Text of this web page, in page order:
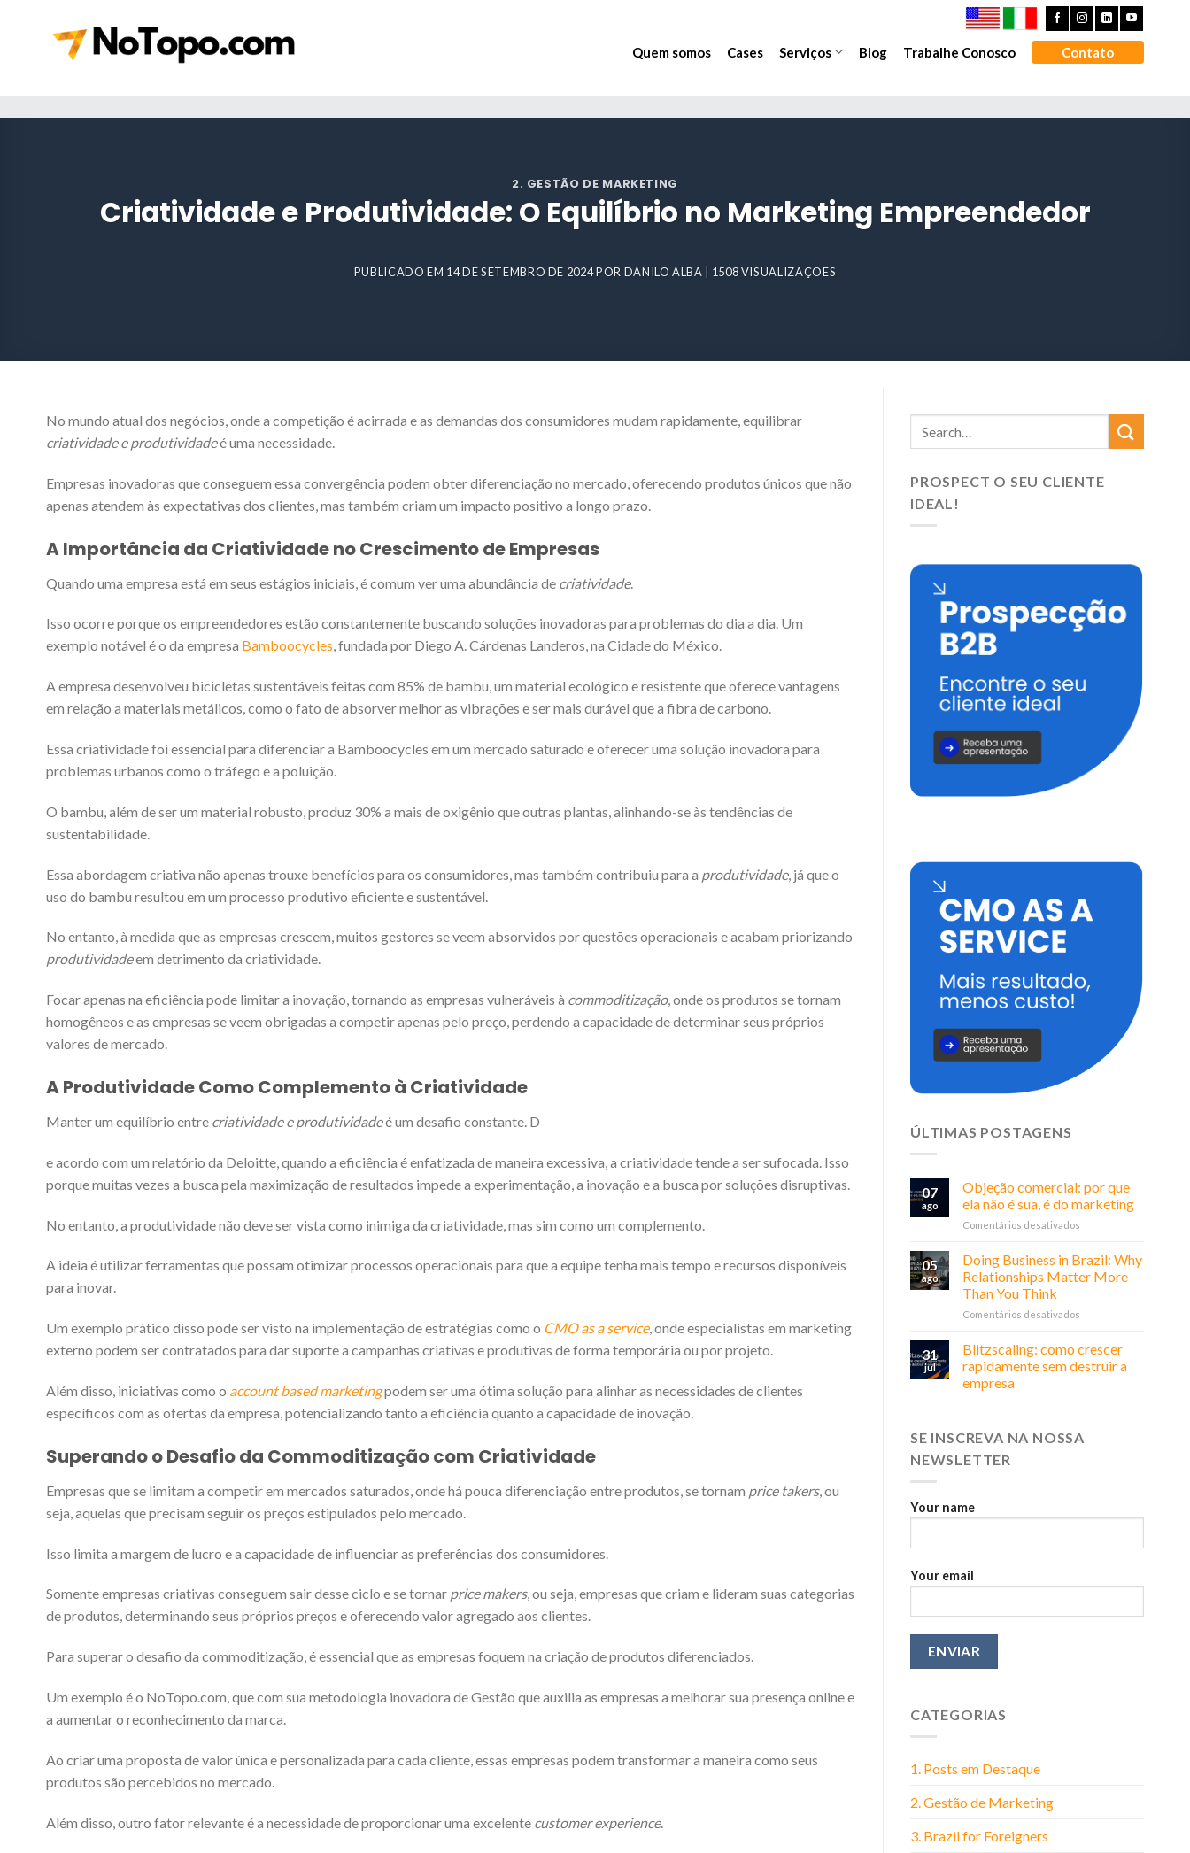
Quem somos Cases Serviços Blog Trabalhe Conosco Contato
2. GESTÃO DE MARKETING
Criatividade e Produtividade: O Equilíbrio no Marketing Empreendedor
PUBLICADO EM 14 DE SETEMBRO DE 2024POR DANILO ALBA | 1508 VISUALIZAÇÕES
No mundo atual dos negócios, onde a competição é acirrada e as demandas dos consumidores mudam rapidamente, equilibrar
criatividade e produtividadeé uma necessidade.
Empresas inovadoras que conseguem essa convergência podem obter diferenciação no mercado, oferecendo produtos únicos que não
apenas atendem às expectativas dos clientes, mas também criam um impacto positivo a longo prazo.
A Importância da Criatividade no Crescimento de Empresas
Quando uma empresa está em seus estágios iniciais, é comum ver uma abundância de criatividade.
Isso ocorre porque os empreendedores estão constantemente buscando soluções inovadoras para problemas do dia a dia. Um
exemplo notável é o da empresa Bamboocycles, fundada por Diego A. Cárdenas Landeros, na Cidade do México.
A empresa desenvolveu bicicletas sustentáveis feitas com 85% de bambu, um material ecológico e resistente que oferece vantagens
em relação a materiais metálicos, como o fato de absorver melhor as vibrações e ser mais durável que a fibra de carbono.
Essa criatividade foi essencial para diferenciar a Bamboocycles em um mercado saturado e oferecer uma solução inovadora para
problemas urbanos como o tráfego e a poluição.
O bambu, além de ser um material robusto, produz 30% a mais de oxigênio que outras plantas, alinhando-se às tendências de
sustentabilidade.
Essa abordagem criativa não apenas trouxe benefícios para os consumidores, mas também contribuiu para a produtividade, já que o
uso do bambu resultou em um processo produtivo eficiente e sustentável.
No entanto, à medida que as empresas crescem, muitos gestores se veem absorvidos por questões operacionais e acabam priorizando
produtividadeem detrimento da criatividade.
Focar apenas na eficiência pode limitar a inovação, tornando as empresas vulneráveis à commoditização, onde os produtos se tornam
homogêneos e as empresas se veem obrigadas a competir apenas pelo preço, perdendo a capacidade de determinar seus próprios
valores de mercado.
A Produtividade Como Complemento à Criatividade
Manter um equilíbrio entre criatividade e produtividadeé um desafio constante. D
e acordo com um relatório da Deloitte, quando a eficiência é enfatizada de maneira excessiva, a criatividade tende a ser sufocada. Isso
porque muitas vezes a busca pela maximização de resultados impede a experimentação, a inovação e a busca por soluções disruptivas.
No entanto, a produtividade não deve ser vista como inimiga da criatividade, mas sim como um complemento.
A ideia é utilizar ferramentas que possam otimizar processos operacionais para que a equipe tenha mais tempo e recursos disponíveis
para inovar.
Um exemplo prático disso pode ser visto na implementação de estratégias como o CMO as a service, onde especialistas em marketing
externo podem ser contratados para dar suporte a campanhas criativas e produtivas de forma temporária ou por projeto.
Além disso, iniciativas como o account based marketingpodem ser uma ótima solução para alinhar as necessidades de clientes
específicos com as ofertas da empresa, potencializando tanto a eficiência quanto a capacidade de inovação.
Superando o Desafio da Commoditização com Criatividade
Empresas que se limitam a competir em mercados saturados, onde há pouca diferenciação entre produtos, se tornam price takers, ou
seja, aquelas que precisam seguir os preços estipulados pelo mercado.
Isso limita a margem de lucro e a capacidade de influenciar as preferências dos consumidores.
Somente empresas criativas conseguem sair desse ciclo e se tornar price makers, ou seja, empresas que criam e lideram suas categorias
de produtos, determinando seus próprios preços e oferecendo valor agregado aos clientes.
Para superar o desafio da commoditização, é essencial que as empresas foquem na criação de produtos diferenciados.
Um exemplo é o NoTopo.com, que com sua metodologia inovadora de Gestão que auxilia as empresas a melhorar sua presença online e
a aumentar o reconhecimento da marca.
Ao criar uma proposta de valor única e personalizada para cada cliente, essas empresas podem transformar a maneira como seus
produtos são percebidos no mercado.
Além disso, outro fator relevante é a necessidade de proporcionar uma excelente customer experience.
PROSPECT O SEU CLIENTE
IDEAL!
ÚLTIMAS POSTAGENS
07
ago
Objeção comercial: por que
ela não é sua, é do marketing
Comentários desativados
comercial:
por
que
do
05
ago
Doing Business in Brazil: Why
Relationships Matter More
Than You Think
Comentários desativados
in
Brazil:
More
31
jul
Blitzscaling: como crescer
rapidamente sem destruir a
empresa
SE INSCREVA NA NOSSA
NEWSLETTER
Your name
Your email
CATEGORIAS
1. Posts em Destaque
2. Gestão de Marketing
3. Brazil for Foreigners